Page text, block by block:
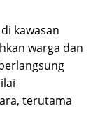
kawasan
warga dan
terutama